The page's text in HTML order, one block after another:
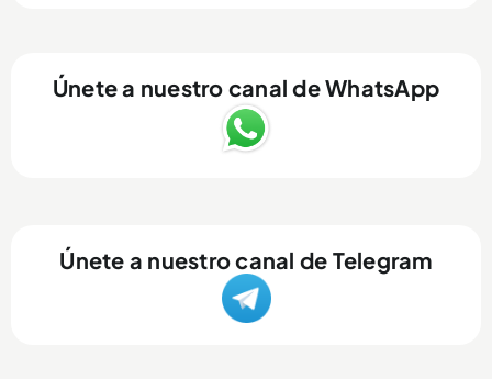
Únete a nuestro canal de WhatsApp
Únete a nuestro canal de Telegram